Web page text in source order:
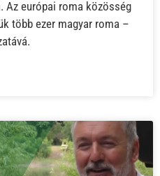
Az európai roma közösség
több ezer magyar roma –